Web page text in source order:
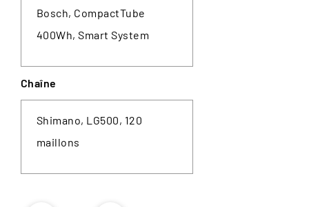
Bosch, CompactTube
400Wh, Smart System
Chaîne
Shimano, LG500, 120
maillons